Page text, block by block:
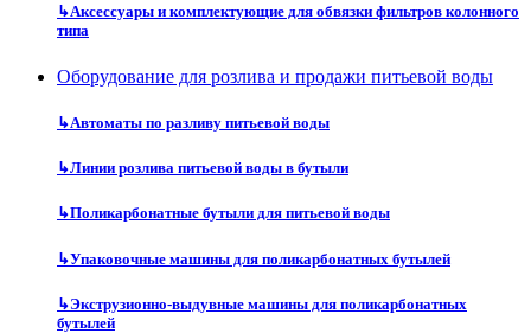
↳Аксессуары и комплектующие для обвязки фильтров колонного
типа
Оборудование для розлива и продажи питьевой воды
↳Автоматы по разливу питьевой воды
↳Линии розлива питьевой воды в бутыли
↳Поликарбонатные бутыли для питьевой воды
↳Упаковочные машины для поликарбонатных бутылей
↳Экструзионно-выдувные машины для поликарбонатных
бутылей